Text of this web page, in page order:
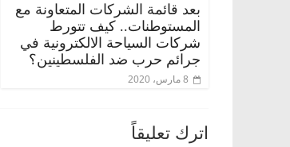
بعد قائمة الشركات المتعاونة مع
المستوطنات.. كيف تتورط
شركات السياحة الالكترونية في
جرائم حرب ضد الفلسطينين؟
8 مارس، 2020
اترك تعليقاً